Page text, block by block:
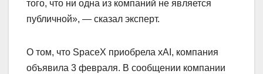
того, что ни одна из компаний не является
публичной», — сказал эксперт.
О том, что SpaceX приобрела xAI, компания
объявила 3 февраля. В сообщении компании